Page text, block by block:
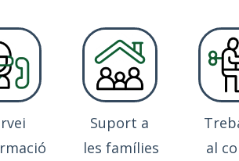
Suport a
les famílies
al